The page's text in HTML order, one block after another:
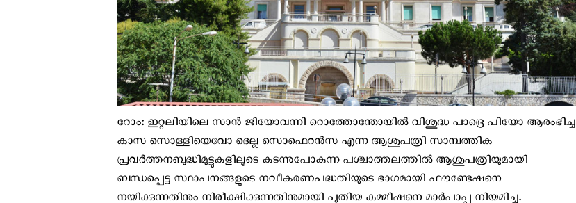
റോം: ഇറ്റലിയിലെ സാൻ ജിയോവന്നി റൊത്തോന്തോയിൽ വിശുദ്ധ പാദ്രെ പിയോ ആരംഭിച്ച
കാസ സൊള്ളിയെവോ ദെല്ല സൊഫെറൻസ എന്ന ആശുപത്രി സാമ്പത്തിക
പ്രവർത്തനബുദ്ധിമുട്ടുകളിലൂടെ കടന്നുപോകുന്ന പശ്ചാത്തലത്തില്‍ ആശുപത്രിയുമായി
ബന്ധപ്പെട്ട സ്ഥാപനങ്ങളുടെ നവീകരണപദ്ധതിയുടെ ഭാഗമായി ഫൗണ്ടേഷനെ